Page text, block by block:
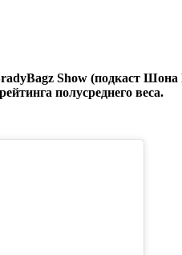
Show (подкаст
полусреднего веса.